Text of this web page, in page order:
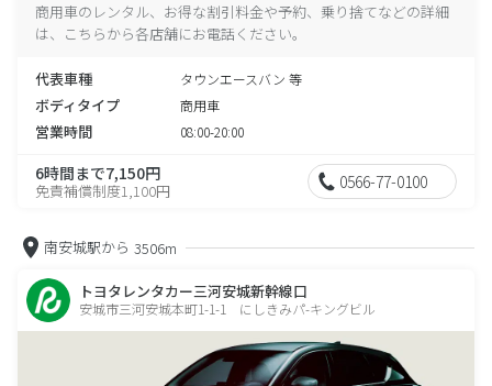
商用車のレンタル、お得な割引料金や予約、乗り捨てなどの詳細
は、こちらから各店舗にお電話ください。
代表車種 タウンエースバン 等
ボディタイプ 商用車
営業時間 08:00-20:00
6時間まで7,150円
免責補償制度1,100円 0566-77-0100
南安城駅から 3506m
トヨタレンタカー三河安城新幹線口
安城市三河安城本町1-1-1 にしきみパ-キングビル